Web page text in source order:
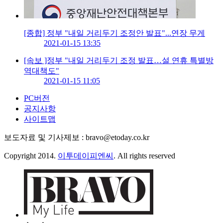
[종합] 정부 "내일 거리두기 조정안 발표"...연장 무게
2021-01-15 13:35
[속보 ]정부 "내일 거리두기 조정 발표…설 연휴 특별방
역대책도"
2021-01-15 11:05
PC버전
공지사항
사이트맵
보도자료 및 기사제보 : bravo@etoday.co.kr
Copyright 2014. 이투데이피엔씨 . All rights reserved